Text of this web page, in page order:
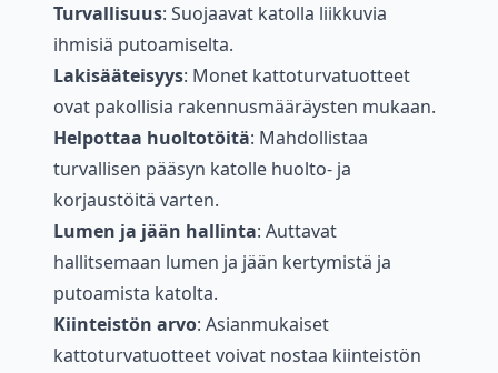
Turvallisuus: Suojaavat katolla liikkuvia
ihmisiä putoamiselta.
Lakisääteisyys: Monet kattoturvatuotteet
ovat pakollisia rakennusmääräysten mukaan.
Helpottaa huoltotöitä: Mahdollistaa
turvallisen pääsyn katolle huolto- ja
korjaustöitä varten.
Lumen ja jään hallinta: Auttavat
hallitsemaan lumen ja jään kertymistä ja
putoamista katolta.
Kiinteistön arvo: Asianmukaiset
kattoturvatuotteet voivat nostaa kiinteistön